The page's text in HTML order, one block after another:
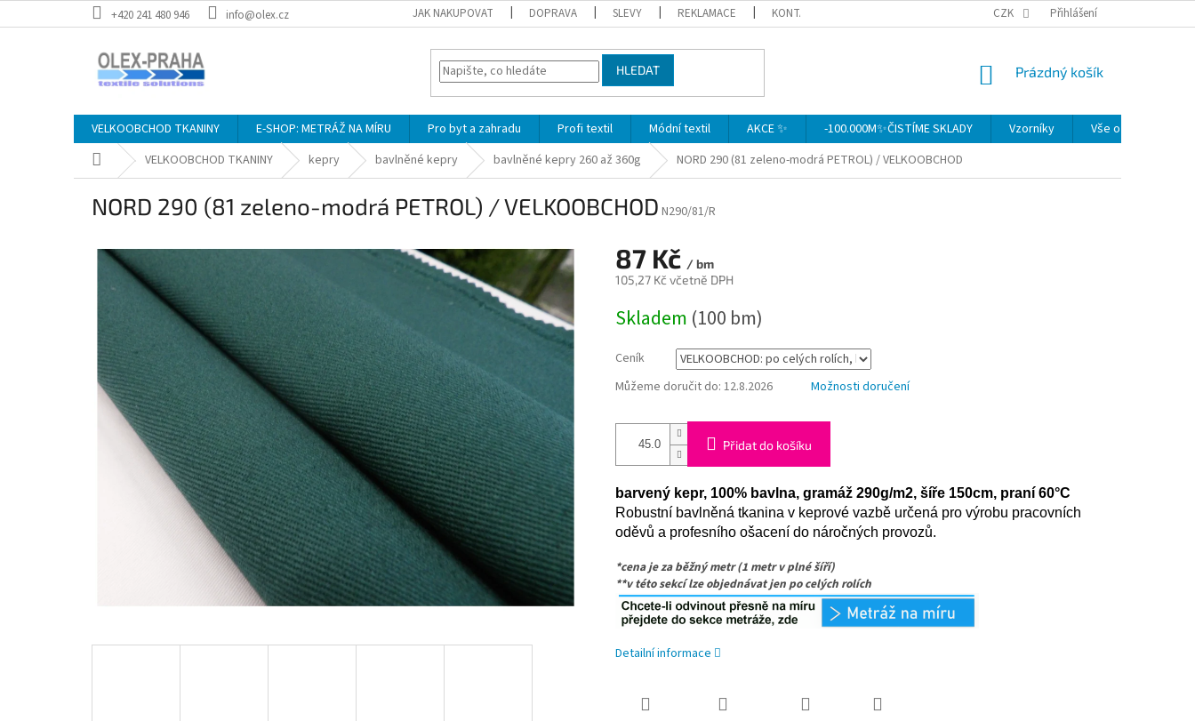
na
+420 241 480 946 info@olex.cz JAK NAKUPOVAT DOPRAVA SLEVY REKLAMACE KONTAKTY OCHRANA OSOBNÍCH ÚDAJŮ
CZK Přihlášení
HLEDAT
NÁKUPNÍ
Prázdný košík
VELKOOBCHOD TKANINY E-SHOP: METRÁŽ NA MÍRU Pro byt a zahradu Profi textil Módní textil AKCE ✨ -100.000M✨ČISTÍME SKLADY Vzorníky
Vše o nákupu
Domů VELKOOBCHOD TKANINY kepry bavlněné kepry bavlněné kepry 260 až 360g NORD 290 (81 zeleno-modrá PETROL) / VELKOOBCHOD
NORD 290 (81 zeleno-modrá PETROL) / VELKOOBCHOD N290/81/R
87 Kč / bm
105,27 Kč včetně DPH
cena:
Skladem (100 bm)
Ceník
Můžeme doručit do: 12.8.2026 Možnosti doručení
Přidat do košíku
barvený kepr, 100% bavlna, gramáž 290g/m2, šíře 150cm, praní 60°C
Robustní bavlněná tkanina v keprové vazbě určená pro výrobu pracovních
oděvů a profesního ošacení do náročných provozů.
*cena je za běžný metr (1 metr v plné šíří)
**v této sekcí lze objednávat jen po celých rolích
Detailní informace